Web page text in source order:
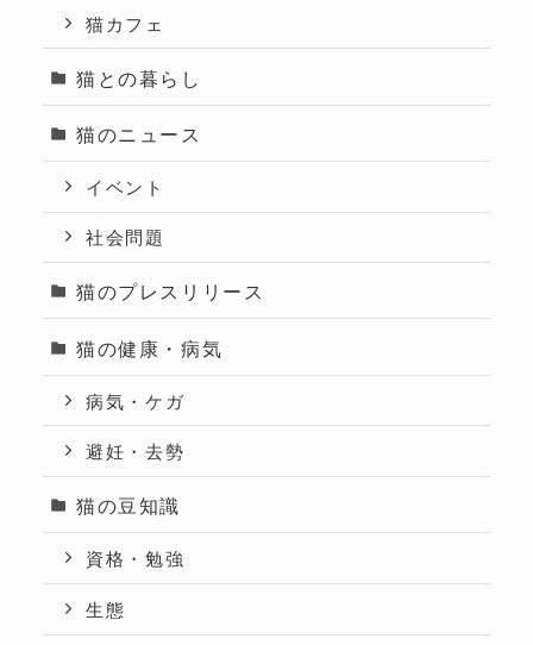
猫カフェ
猫との暮らし
猫のニュース
イベント
社会問題
猫のプレスリリース
猫の健康・病気
病気・ケガ
避妊・去勢
猫の豆知識
資格・勉強
生態